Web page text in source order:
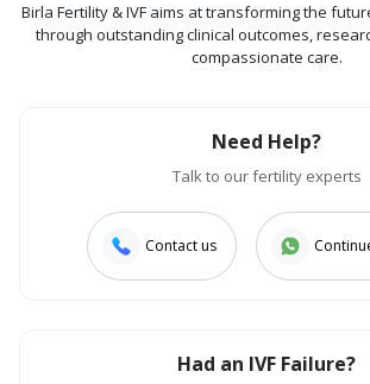
Birla Fertility & IVF aims at transforming the
through outstanding clinical outcomes,
compassionate care.
Need Help?
Talk to our fertility experts
Contact us
Had an IVF Failure?